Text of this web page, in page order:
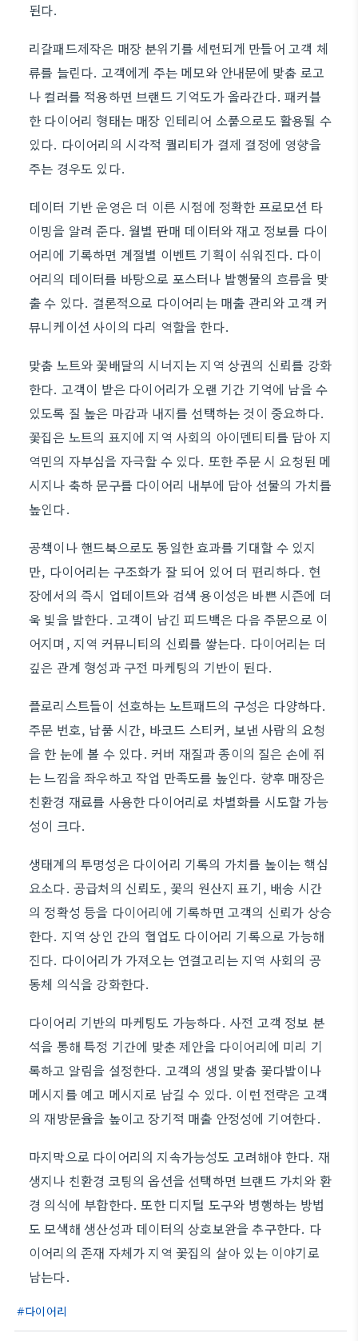
된다.
리갈패드제작은 매장 분위기를 세련되게 만들어 고객 체
류를 늘린다. 고객에게 주는 메모와 안내문에 맞춤 로고
나 컬러를 적용하면 브랜드 기억도가 올라간다. 패커블
한 다이어리 형태는 매장 인테리어 소품으로도 활용될 수
있다. 다이어리의 시각적 퀄리티가 결제 결정에 영향을
주는 경우도 있다.
데이터 기반 운영은 더 이른 시점에 정확한 프로모션 타
이밍을 알려 준다. 월별 판매 데이터와 재고 정보를 다이
어리에 기록하면 계절별 이벤트 기획이 쉬워진다. 다이
어리의 데이터를 바탕으로 포스터나 발행물의 흐름을 맞
출 수 있다. 결론적으로 다이어리는 매출 관리와 고객 커
뮤니케이션 사이의 다리 역할을 한다.
맞춤 노트와 꽃배달의 시너지는 지역 상권의 신뢰를 강화
한다. 고객이 받은 다이어리가 오랜 기간 기억에 남을 수
있도록 질 높은 마감과 내지를 선택하는 것이 중요하다.
꽃집은 노트의 표지에 지역 사회의 아이덴티티를 담아 지
역민의 자부심을 자극할 수 있다. 또한 주문 시 요청된 메
시지나 축하 문구를 다이어리 내부에 담아 선물의 가치를
높인다.
공책이나 핸드북으로도 동일한 효과를 기대할 수 있지
만, 다이어리는 구조화가 잘 되어 있어 더 편리하다. 현
장에서의 즉시 업데이트와 검색 용이성은 바쁜 시즌에 더
욱 빛을 발한다. 고객이 남긴 피드백은 다음 주문으로 이
어지며, 지역 커뮤니티의 신뢰를 쌓는다. 다이어리는 더
깊은 관계 형성과 구전 마케팅의 기반이 된다.
플로리스트들이 선호하는 노트패드의 구성은 다양하다.
주문 번호, 납품 시간, 바코드 스티커, 보낸 사람의 요청
을 한 눈에 볼 수 있다. 커버 재질과 종이의 질은 손에 쥐
는 느낌을 좌우하고 작업 만족도를 높인다. 향후 매장은
친환경 재료를 사용한 다이어리로 차별화를 시도할 가능
성이 크다.
생태계의 투명성은 다이어리 기록의 가치를 높이는 핵심
요소다. 공급처의 신뢰도, 꽃의 원산지 표기, 배송 시간
의 정확성 등을 다이어리에 기록하면 고객의 신뢰가 상승
한다. 지역 상인 간의 협업도 다이어리 기록으로 가능해
진다. 다이어리가 가져오는 연결고리는 지역 사회의 공
동체 의식을 강화한다.
다이어리 기반의 마케팅도 가능하다. 사전 고객 정보 분
석을 통해 특정 기간에 맞춘 제안을 다이어리에 미리 기
록하고 알림을 설정한다. 고객의 생일 맞춤 꽃다발이나
메시지를 예고 메시지로 남길 수 있다. 이런 전략은 고객
의 재방문율을 높이고 장기적 매출 안정성에 기여한다.
마지막으로 다이어리의 지속가능성도 고려해야 한다. 재
생지나 친환경 코팅의 옵션을 선택하면 브랜드 가치와 환
경 의식에 부합한다. 또한 디지털 도구와 병행하는 방법
도 모색해 생산성과 데이터의 상호보완을 추구한다. 다
이어리의 존재 자체가 지역 꽃집의 살아 있는 이야기로
남는다.
다이어리